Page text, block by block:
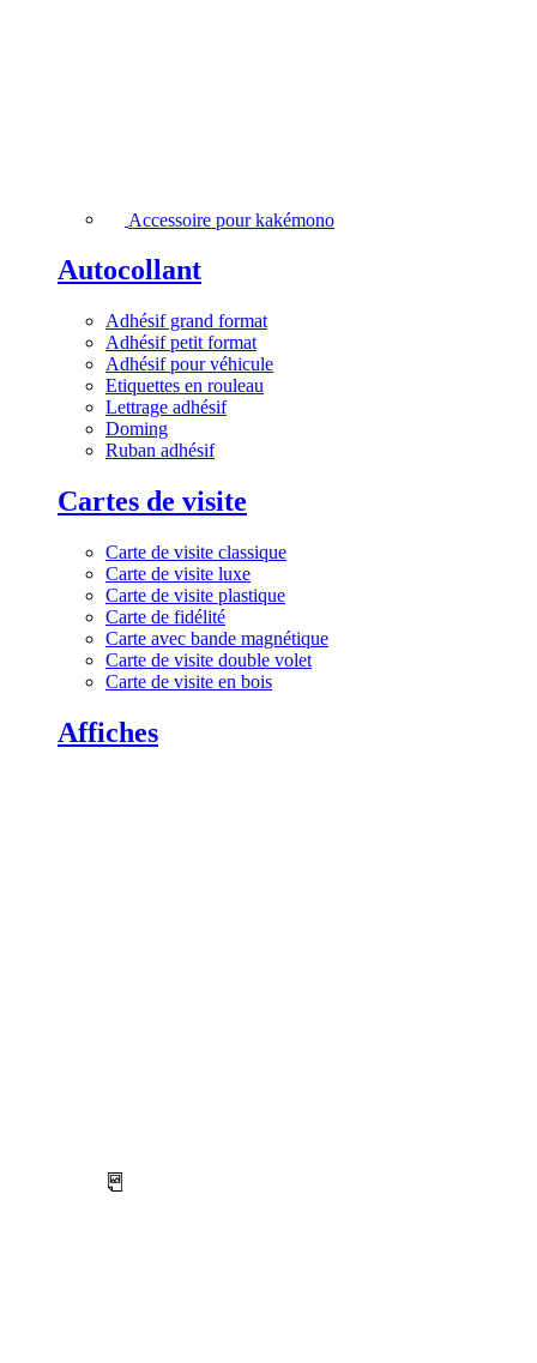
Accessoire pour kakémono
Autocollant
Adhésif grand format
Adhésif petit format
Adhésif pour véhicule
Etiquettes en rouleau
Lettrage adhésif
Doming
Ruban adhésif
Cartes de visite
Carte de visite classique
Carte de visite luxe
Carte de visite plastique
Carte de fidélité
Carte avec bande magnétique
Carte de visite double volet
Carte de visite en bois
Affiches